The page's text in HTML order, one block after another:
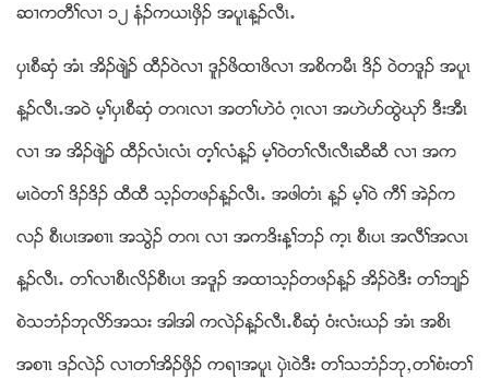
ဆ႕ကတီႈလ႕ ၁၂ နံဥကဎၚဖွိဥ အပူၚန႔ဥလီၚ’
ပွၚစီဆွံ အံၚ အိဥဖ်ဲဥ ထီဥ၀ဲလ႕ ဒူဥဖိထ႕ဖိလ႕ အစိကမီၚ ဒိဥ ၀ဲတဒူဥ အပူၚ
န႔ဥလီၚ’အ၀ဲ မ့ႈပွၚစီဆွံ တဂၚလ႕ အတႈဟဲ၀ံ ဂ့ၚလ႕ အဟဲပဏထြဲဃုဏ ဒီးအီၚ
လ႕ အ အိဥဖ်ဲဥ ထီဥလံၚလံၚ တ့့ႈလံန႔ဥ မ့ႈ၀ဲတႈလီၚလီၚဆီဆီ လ႕ အက
မၚ၀ဲတႈ ဒိဥဒိဥ ထီထီ သ့ဥတဖဥန႔ဥလီၚ’ အဖါတံၚ န႔ဥ မ့ႈ၀ဲ ကီႈ အဲဥက
လဥ စီၚပၚအစ႕ၚ အသြဲဥ တဂၚ လ႕ အကဒိးန႔ႈဘဥ က့ၚ စီၚပၚ အလီႈအလၚ
န႔ဥလီၚ’ တႈလ႕စီၚလိဥစီၚပၚ အဒူဥ အထ႕သ့ဥတဖဥန႔ဥ အိဥ၀ဲဒီး တႈဘ်ဥ
စဲသဘံဥဘုလိဏအသး အါအါ ကလဲဥန႔ဥလီၚ’စီဆွံ ၀ံးလံးဎဥ အံၚ အစိၚ
အစ႕ၚ ဒဥလဲဥ လ႕တႈအိဥဖွိဥ ကရ႕အပူၚ ပွဲၚ၀ဲဒီး တႈသဘံဥဘုယတႈစံးတႈ